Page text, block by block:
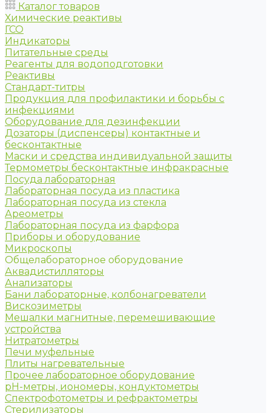
Каталог товаров
Химические реактивы
ГСО
Индикаторы
Питательные среды
Реагенты для водоподготовки
Реактивы
Стандарт-титры
Продукция для профилактики и борьбы с
инфекциями
Оборудование для дезинфекции
Дозаторы (диспенсеры) контактные и
бесконтактные
Маски и средства индивидуальной защиты
Термометры бесконтактные инфракрасные
Посуда лабораторная
Лабораторная посуда из пластика
Лабораторная посуда из стекла
Ареометры
Лабораторная посуда из фарфора
Приборы и оборудование
Микроскопы
Общелабораторное оборудование
Аквадистилляторы
Анализаторы
Бани лабораторные, колбонагреватели
Вискозиметры
Мешалки магнитные, перемешивающие
устройства
Нитратометры
Печи муфельные
Плиты нагревательные
Прочее лабораторное оборудование
рН-метры, иономеры, кондуктометры
Спектрофотометры и рефрактометры
Стерилизаторы